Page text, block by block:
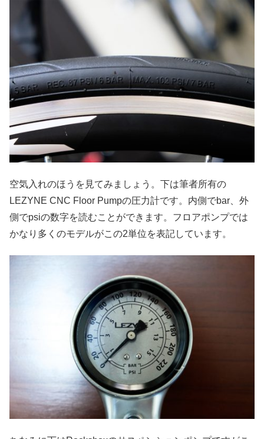
空気入れのほうを見てみましょう。下は筆者所有の
LEZYNE CNC Floor Pumpの圧力計です。内側でbar、外
側でpsiの数字を読むことができます。フロアポンプでは
かなり多くのモデルがこの2単位を表記しています。